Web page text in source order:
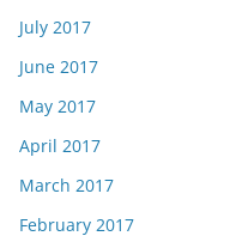
July 2017
June 2017
May 2017
April 2017
March 2017
February 2017